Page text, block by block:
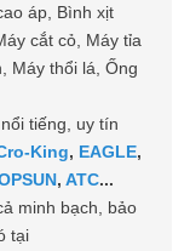
áp, Bình xịt
cắt cỏ, Máy tỉa
Máy thổi lá, Ống
tiếng, uy tín
King, EAGLE,
, ATC...
minh bạch, bảo
tại